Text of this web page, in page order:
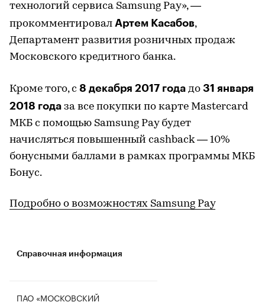
технологий сервиса Samsung Pay», —
прокомментировал Артем Касабов,
Департамент развития розничных продаж
Московского кредитного банка.
Кроме того, с 8 декабря 2017 года до 31 января
2018 года за все покупки по карте Mastercard
МКБ с помощью Samsung Pay будет
начисляться повышенный cashback — 10%
бонусными баллами в рамках программы МКБ
Бонус.
Подробно о возможностях Samsung Pay
Справочная информация
ПАО «МОСКОВСКИЙ